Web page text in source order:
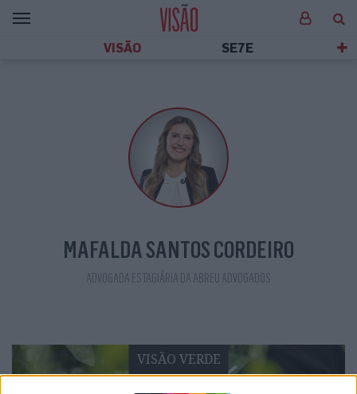
VISÃO SE7E
MAFALDA SANTOS CORDEIRO
ADVOGADA ESTAGIÁRIA DA ABREU ADVOGADOS
VISÃO VERDE